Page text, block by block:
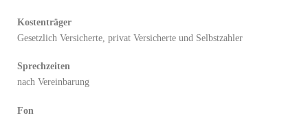
Kostenträger
Gesetzlich Versicherte, privat Versicherte und Selbstzahler
Sprechzeiten
nach Vereinbarung
Fon